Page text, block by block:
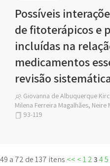
Possíveis
de fitoterápicos e
incluídas na
medicamentos
revisão
Giovanna de Albuquerque
Milena Ferreira Magalhães, Neire
93-119
49 a 72 de 137 itens << <12345